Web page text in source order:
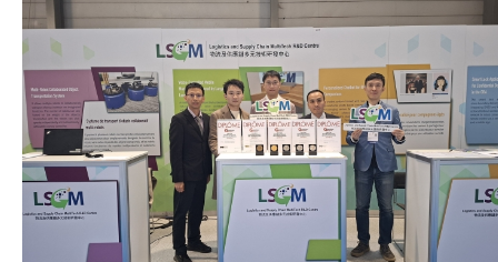
技署署长李国彬先生，以及不少业界专家和从业员亦亲临
LSCM的摊位参观，了解LSCM研发的技术如何协助业界提升
效率，並提供创新嘅解决方案。另外，LSCM特殊项目总监伦
婉霞博士亦于「参展商论坛」上担任演讲嘉宾，向与会人士
绍「港口社区系统PCS」如何提升港口效率。4天展期给予
LSCM团队与来自本地及世界各地的业界专家及研发团队交流
並分享经验，有助团队提升科研技术。